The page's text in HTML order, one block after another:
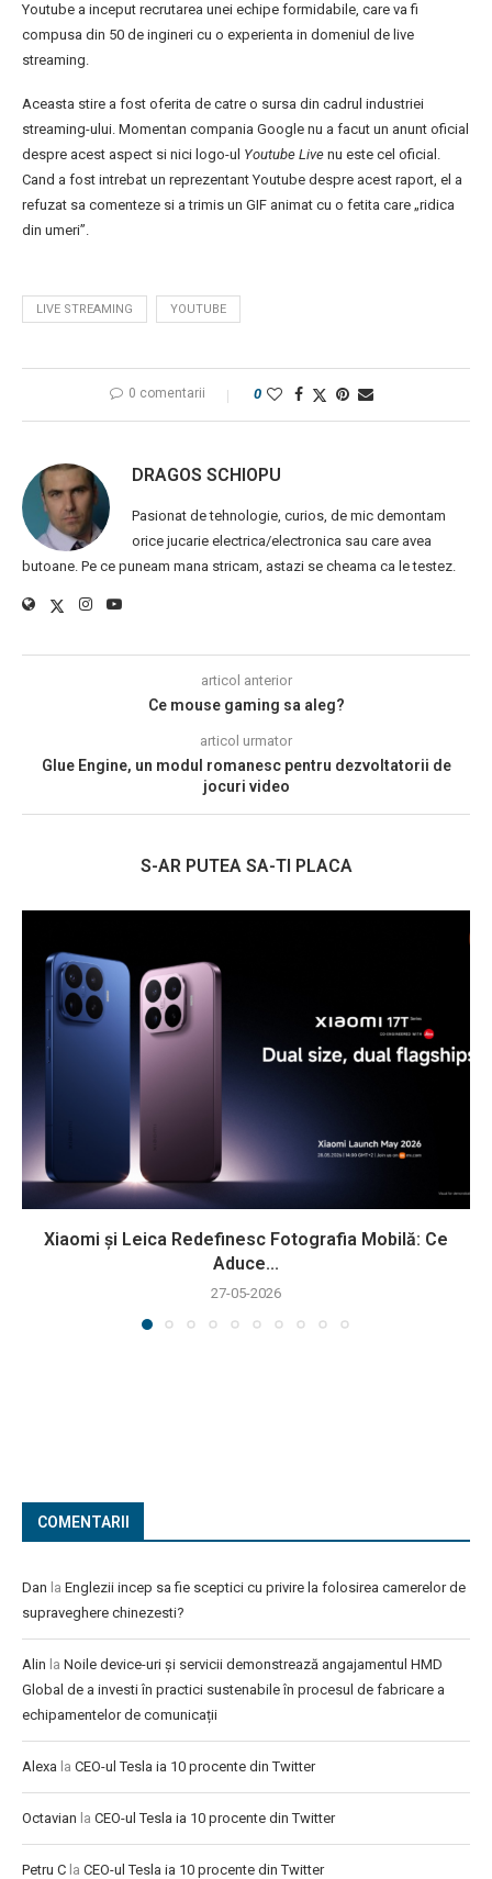
Youtube a inceput recrutarea unei echipe formidabile, care va fi
compusa din 50 de ingineri cu o experienta in domeniul de live
streaming.
Aceasta stire a fost oferita de catre o sursa din cadrul industriei
streaming-ului. Momentan compania Google nu a facut un anunt oficial
despre acest aspect si nici logo-ul Youtube Live nu este cel oficial.
Cand a fost intrebat un reprezentant Youtube despre acest raport, el a
refuzat sa comenteze si a trimis un GIF animat cu o fetita care „ridica
din umeri”.
LIVE STREAMING YOUTUBE
0 comentarii 0
DRAGOS SCHIOPU
Pasionat de tehnologie, curios, de mic demontam
orice jucarie electrica/electronica sau care avea
butoane. Pe ce puneam mana stricam, astazi se cheama ca le testez.
articol anterior
Ce mouse gaming sa aleg?
articol urmator
Glue Engine, un modul romanesc pentru dezvoltatorii de
jocuri video
S-AR PUTEA SA-TI PLACA
Xiaomi și Leica Redefinesc Fotografia Mobilă: Ce
Aduce...
27-05-2026
COMENTARII
Dan la Englezii incep sa fie sceptici cu privire la folosirea camerelor de
supraveghere chinezesti?
Alin la Noile device-uri și servicii demonstrează angajamentul HMD
Global de a investi în practici sustenabile în procesul de fabricare a
echipamentelor de comunicații
Alexa la CEO-ul Tesla ia 10 procente din Twitter
Octavian la CEO-ul Tesla ia 10 procente din Twitter
Petru C la CEO-ul Tesla ia 10 procente din Twitter